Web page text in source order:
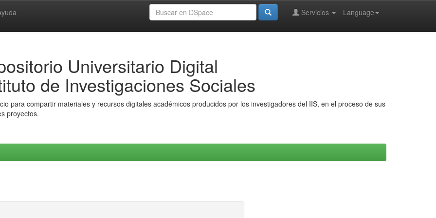
Language
Servicios
Universitario Digital
de Investigaciones Sociales
para compartir materiales y recursos digitales académicos producidos por los investigadores del IIS, en el proceso de sus
proyectos.